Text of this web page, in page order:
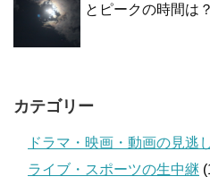
とピークの時間は
カテゴリー
ドラマ・映画・動画の見逃
ライブ・スポーツの生中継